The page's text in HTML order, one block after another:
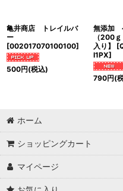
亀井商店 トレイルバ
ー
[002017070100100]
500円(税込)
無添加
（200
入り】
[
I1PX]
790円(
ホーム
ショッピングカート
マイページ